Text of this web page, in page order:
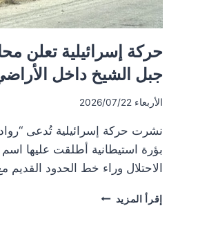
حركة إسرائيلية تعلن
جبل الشيخ داخل
الأربعاء 2026/07/22
نشرت حركة إسرائيلية تُدعى “رواد
بؤرة استيطانية أطلقت عليها
الاحتلال وراء خط الحدود
إقرأ المزيد حركة